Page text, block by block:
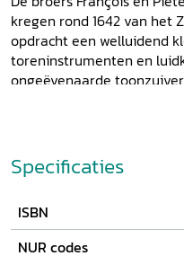
kregen rond 1642 van het
opdracht een welluidend
toreninstrumenten en
ongeëvenaarde
snel en maar liefst vijftig
schaften hun
en 1667 goten zij
van gegevens uit vooral
Weel zien dat de
opbouwden. De tweede
Specificaties
ISBN
NUR codes